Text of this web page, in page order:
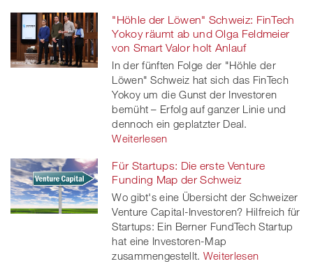
"Höhle der Löwen" Schweiz: FinTech
Yokoy räumt ab und Olga Feldmeier
von Smart Valor holt Anlauf
In der fünften Folge der "Höhle der
Löwen" Schweiz hat sich das FinTech
Yokoy um die Gunst der Investoren
bemüht – Erfolg auf ganzer Linie und
dennoch ein geplatzter Deal.
Weiterlesen
Für Startups: Die erste Venture
Funding Map der Schweiz
Wo gibt's eine Übersicht der Schweizer
Venture Capital-Investoren? Hilfreich für
Startups: Ein Berner FundTech Startup
hat eine Investoren-Map
zusammengestellt. Weiterlesen